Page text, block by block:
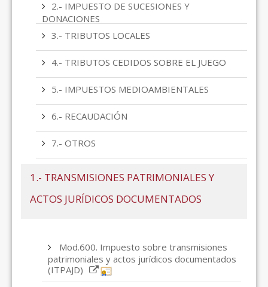
2.- IMPUESTO DE SUCESIONES Y
DONACIONES
3.- TRIBUTOS LOCALES
4.- TRIBUTOS CEDIDOS SOBRE EL JUEGO
5.- IMPUESTOS MEDIOAMBIENTALES
6.- RECAUDACIÓN
7.- OTROS
1.- TRANSMISIONES PATRIMONIALES Y
ACTOS JURÍDICOS DOCUMENTADOS
Mod.600. Impuesto sobre transmisiones
patrimoniales y actos jurídicos documentados
(ITPAJD)